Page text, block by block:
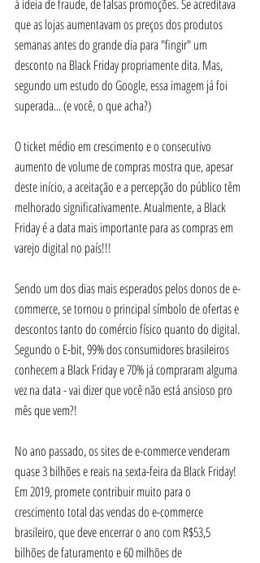
à ideia de fraude, de falsas promoções. Se acreditava
que as lojas aumentavam os preços dos produtos
semanas antes do grande dia para "fingir" um
desconto na Black Friday propriamente dita. Mas,
segundo um estudo do Google, essa imagem já foi
superada... (e você, o que acha?)
O ticket médio em crescimento e o consecutivo
aumento de volume de compras mostra que, apesar
deste início, a aceitação e a percepção do público têm
melhorado significativamente. Atualmente, a Black
Friday é a data mais importante para as compras em
varejo digital no país!!!
Sendo um dos dias mais esperados pelos donos de e-
commerce, se tornou o principal símbolo de ofertas e
descontos tanto do comércio físico quanto do digital.
Segundo o E-bit, 99% dos consumidores brasileiros
conhecem a Black Friday e 70% já compraram alguma
vez na data - vai dizer que você não está ansioso pro
mês que vem?!
No ano passado, os sites de e-commerce venderam
quase 3 bilhões e reais na sexta-feira da Black Friday!
Em 2019, promete contribuir muito para o
crescimento total das vendas do e-commerce
brasileiro, que deve encerrar o ano com R$53,5
bilhões de faturamento e 60 milhões de